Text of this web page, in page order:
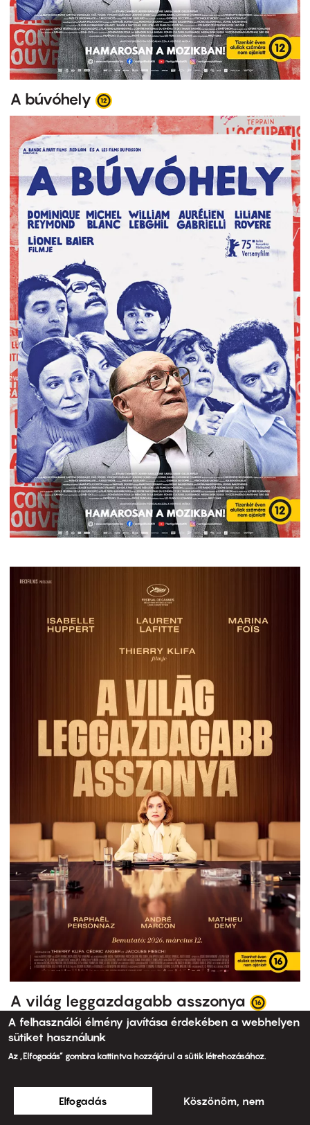
A búvóhely
A világ leggazdagabb asszonya
A felhasználói élmény javítása érdekében a webhelyen
sütiket használunk
Az „Elfogadás” gombra kattintva hozzájárul a sütik létrehozásához.
Elfogadás Köszönöm, nem